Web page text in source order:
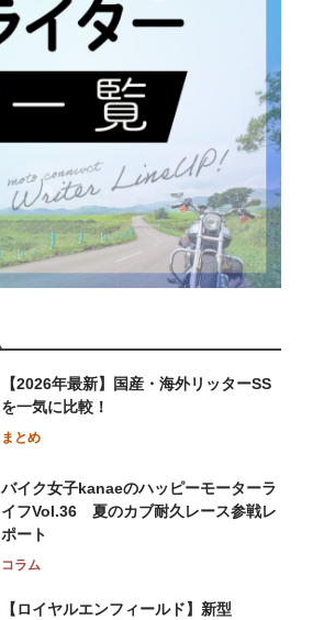
【2026年最新】国産・海外リッターSS
を一気に比較！
まとめ
バイク女子kanaeのハッピーモーターラ
イフVol.36 夏のカブ耐久レース参戦レ
ポート
コラム
【ロイヤルエンフィールド】新型